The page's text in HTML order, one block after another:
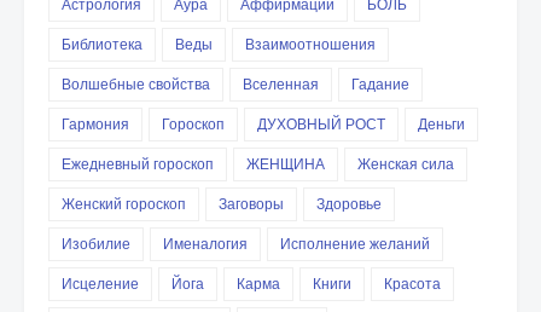
Астрология Аура Аффирмации
БОЛЬ
Библиотека
Веды
Взаимоотношения
Волшебные свойства
Вселенная
Гадание
Гармония
Гороскоп ДУХОВНЫЙ РОСТ
Деньги
Ежедневный гороскоп
ЖЕНЩИНА
Женская сила
Женский гороскоп
Заговоры
Здоровье
Изобилие
Именалогия
Исполнение желаний
Исцеление
Йога Карма Книги
Красота